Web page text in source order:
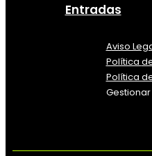
Entradas
Aviso
Política
Política